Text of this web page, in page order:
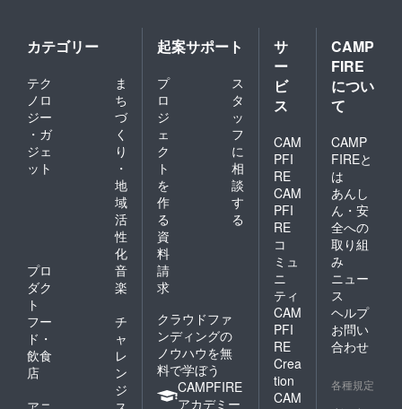
理 修理
が可能
な場合
は、ご
要望に
料で修
理いた
しま
す。
カテゴリー
テク
ノロ
ジー
・ガ
ジェ
ット
ま
ち
づ
く
り
・
地
域
活
性
化
プロ
ダク
ト
音
楽
フー
ド・
飲食
店
チ
ャ
レ
ン
ジ
起案サポート
プ
ロ
ジ
ェ
ク
ト
を
作
る
ス
タ
ッ
フ
に
相
談
す
る
資
料
請
求
クラウドファ
ンディングの
ノウハウを無
料で学ぼう
CAMPFIRE
アカデミー
サ
ー
ビ
ス
CAM
PFI
RE
CAM
PFI
RE
コ
ミュ
ニ
ティ
CAM
PFI
RE
Crea
tion
CAM
CAMP
FIRE
につい
て
CAMP
FIREと
は
あんし
ん・安
全への
取り組
み
ニュー
ス
ヘルプ
お問い
合わせ
各種規定